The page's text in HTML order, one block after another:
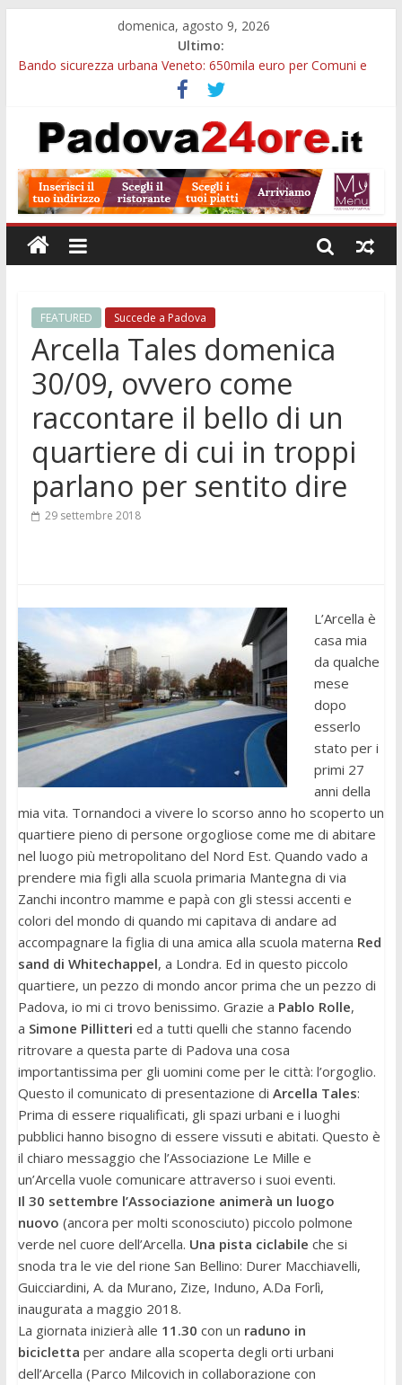
domenica, agosto 9, 2026
Ultimo:
Bando sicurezza urbana Veneto: 650mila euro per Comuni e
Restauro 2026, chiuse le domande: 2,5 milioni per formare
nuove competenze in Veneto
Calici di Stelle Arzergrande: astronomia, musica e sapori al
Notizie di Padova alle ore 10: censimento a Monselice, arresto
antidroga e siccità
Notizie di Padova alle ore 23: maltrattamenti, arresto a
Limena e progetto Cool Shop
FEATURED Succede a Padova
Arcella Tales domenica
30/09, ovvero come
raccontare il bello di un
quartiere di cui in troppi
parlano per sentito dire
29 settembre 2018
L’Arcella è
casa mia
da qualche
mese
dopo
esserlo
stato per i
primi 27
anni della
mia vita. Tornandoci a vivere lo scorso anno ho scoperto un
quartiere pieno di persone orgogliose come me di abitare
nel luogo più metropolitano del Nord Est. Quando vado a
prendere mia figli alla scuola primaria Mantegna di via
Zanchi incontro mamme e papà con gli stessi accenti e
colori del mondo di quando mi capitava di andare ad
accompagnare la figlia di una amica alla scuola materna Red
sand di Whitechappel, a Londra. Ed in questo piccolo
quartiere, un pezzo di mondo ancor prima che un pezzo di
Padova, io mi ci trovo benissimo. Grazie a Pablo Rolle,
a Simone Pillitteri ed a tutti quelli che stanno facendo
ritrovare a questa parte di Padova una cosa
importantissima per gli uomini come per le città: l’orgoglio.
Questo il comunicato di presentazione di Arcella Tales:
Prima di essere riqualificati, gli spazi urbani e i luoghi
pubblici hanno bisogno di essere vissuti e abitati. Questo è
il chiaro messaggio che l’Associazione Le Mille e
un’Arcella vuole comunicare attraverso i suoi eventi.
Il 30 settembre l’Associazione animerà un luogo
nuovo (ancora per molti sconosciuto) piccolo polmone
verde nel cuore dell’Arcella. Una pista ciclabile che si
snoda tra le vie del rione San Bellino: Durer Macchiavelli,
Guicciardini, A. da Murano, Zize, Induno, A.Da Forlì,
inaugurata a maggio 2018.
La giornata inizierà alle 11.30 con un raduno in
bicicletta per andare alla scoperta degli orti urbani
dell’Arcella (Parco Milcovich in collaborazione con